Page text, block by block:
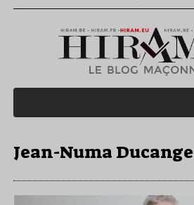
Jean-Numa Ducange